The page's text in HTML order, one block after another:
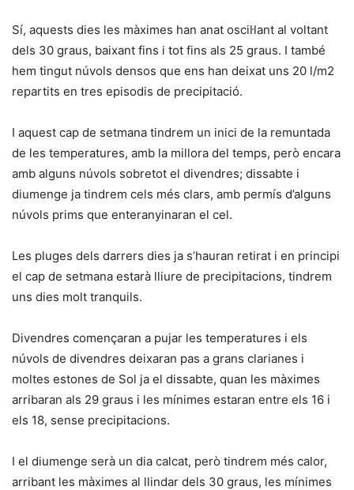
Sí, aquests dies les màximes han anat oscil·lant al voltant
dels 30 graus, baixant fins i tot fins als 25 graus. I també
hem tingut núvols densos que ens han deixat uns 20 l/m2
repartits en tres episodis de precipitació.
I aquest cap de setmana tindrem un inici de la remuntada
de les temperatures, amb la millora del temps, però encara
amb alguns núvols sobretot el divendres; dissabte i
diumenge ja tindrem cels més clars, amb permís d’alguns
núvols prims que enteranyinaran el cel.
Les pluges dels darrers dies ja s’hauran retirat i en principi
el cap de setmana estarà lliure de precipitacions, tindrem
uns dies molt tranquils.
Divendres començaran a pujar les temperatures i els
núvols de divendres deixaran pas a grans clarianes i
moltes estones de Sol ja el dissabte, quan les màximes
arribaran als 29 graus i les mínimes estaran entre els 16 i
els 18, sense precipitacions.
I el diumenge serà un dia calcat, però tindrem més calor,
arribant les màximes al llindar dels 30 graus, les mínimes